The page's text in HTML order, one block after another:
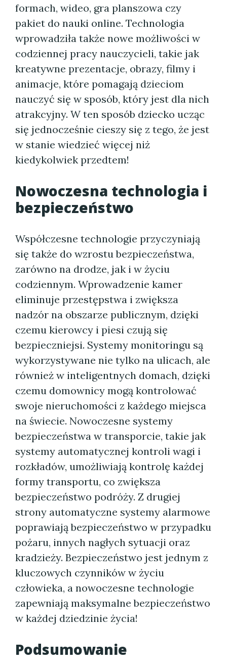
formach, wideo, gra planszowa czy
pakiet do nauki online. Technologia
wprowadziła także nowe możliwości w
codziennej pracy nauczycieli, takie jak
kreatywne prezentacje, obrazy, filmy i
animacje, które pomagają dzieciom
nauczyć się w sposób, który jest dla nich
atrakcyjny. W ten sposób dziecko ucząc
się jednocześnie cieszy się z tego, że jest
w stanie wiedzieć więcej niż
kiedykolwiek przedtem!
Nowoczesna technologia i
bezpieczeństwo
Współczesne technologie przyczyniają
się także do wzrostu bezpieczeństwa,
zarówno na drodze, jak i w życiu
codziennym. Wprowadzenie kamer
eliminuje przestępstwa i zwiększa
nadzór na obszarze publicznym, dzięki
czemu kierowcy i piesi czują się
bezpieczniejsi. Systemy monitoringu są
wykorzystywane nie tylko na ulicach, ale
również w inteligentnych domach, dzięki
czemu domownicy mogą kontrolować
swoje nieruchomości z każdego miejsca
na świecie. Nowoczesne systemy
bezpieczeństwa w transporcie, takie jak
systemy automatycznej kontroli wagi i
rozkładów, umożliwiają kontrolę każdej
formy transportu, co zwiększa
bezpieczeństwo podróży. Z drugiej
strony automatyczne systemy alarmowe
poprawiają bezpieczeństwo w przypadku
pożaru, innych nagłych sytuacji oraz
kradzieży. Bezpieczeństwo jest jednym z
kluczowych czynników w życiu
człowieka, a nowoczesne technologie
zapewniają maksymalne bezpieczeństwo
w każdej dziedzinie życia!
Podsumowanie